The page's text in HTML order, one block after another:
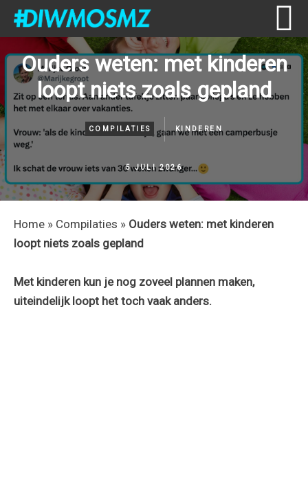
primary
navigation
content
primary
sidebar
footer
Ouders weten: met kinderen
loopt niets zoals gepland
COMPILATIES KINDEREN
5 JULI 2026
Home » Compilaties » Ouders weten: met kinderen
loopt niets zoals gepland
Met kinderen kun je nog zoveel plannen maken,
uiteindelijk loopt het toch vaak anders.